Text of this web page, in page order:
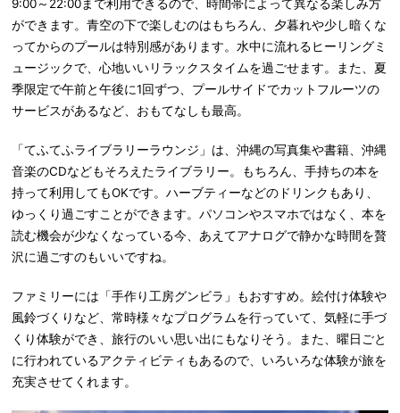
9:00～22:00まで利用できるので、時間帯によって異なる楽しみ方
ができます。青空の下で楽しむのはもちろん、夕暮れや少し暗くな
ってからのプールは特別感があります。水中に流れるヒーリングミ
ュージックで、心地いいリラックスタイムを過ごせます。また、夏
季限定で午前と午後に1回ずつ、プールサイドでカットフルーツの
サービスがあるなど、おもてなしも最高。
「てふてふライブラリーラウンジ」は、沖縄の写真集や書籍、沖縄
音楽のCDなどもそろえたライブラリー。もちろん、手持ちの本を
持って利用してもOKです。ハーブティーなどのドリンクもあり、
ゆっくり過ごすことができます。パソコンやスマホではなく、本を
読む機会が少なくなっている今、あえてアナログで静かな時間を贅
沢に過ごすのもいいですね。
ファミリーには「手作り工房グンビラ」もおすすめ。絵付け体験や
風鈴づくりなど、常時様々なプログラムを行っていて、気軽に手づ
くり体験ができ、旅行のいい思い出にもなりそう。また、曜日ごと
に行われているアクティビティもあるので、いろいろな体験が旅を
充実させてくれます。